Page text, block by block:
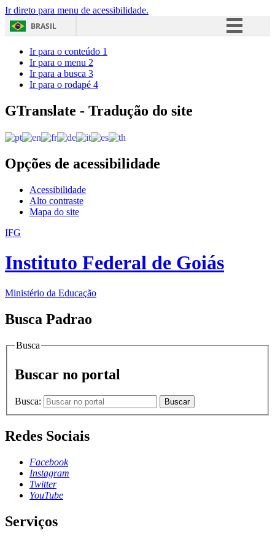
Ir direto para menu de acessibilidade.
BRASIL
Acesso à informação
Ir para o conteúdo 1
Ir para o menu 2
Ir para a busca 3
Ir para o rodapé 4
GTranslate - Tradução do site
Opções de acessibilidade
Acessibilidade
Alto contraste
Mapa do site
IFG
Instituto Federal de Goiás
Ministério da Educação
Busca Padrao
Busca
Buscar no portal
Busca: Buscar
Redes Sociais
Facebook
Instagram
Twitter
YouTube
Serviços